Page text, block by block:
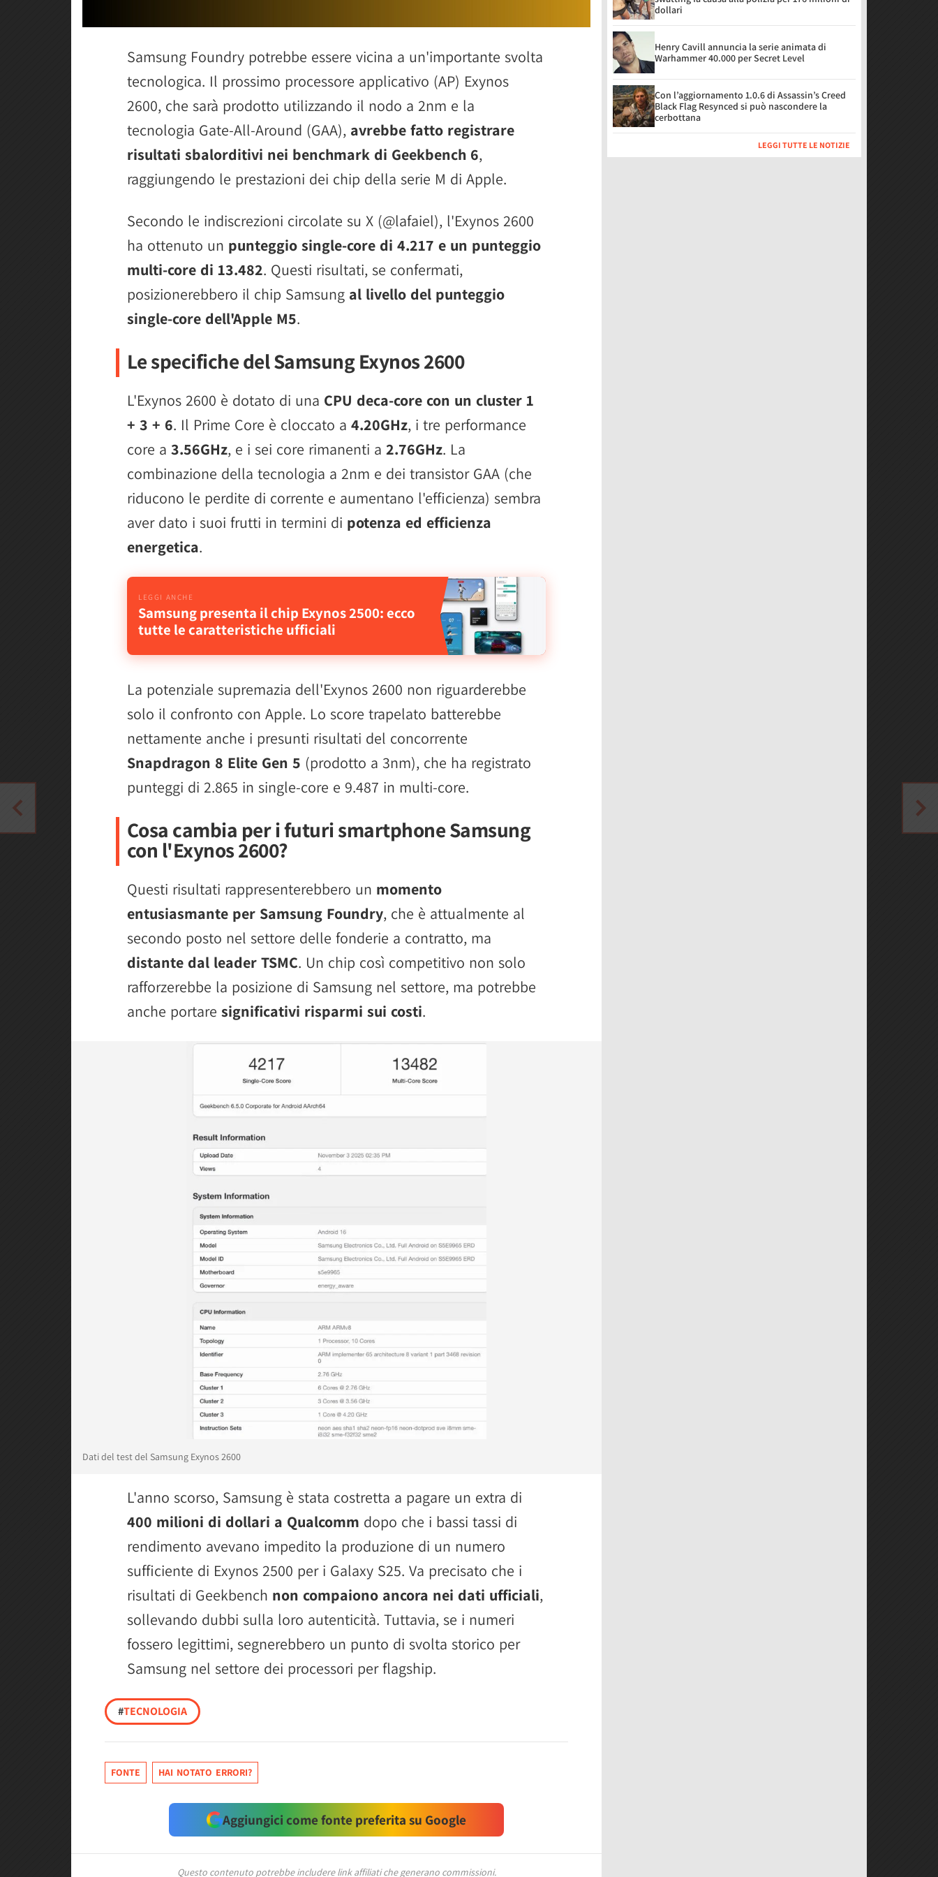
Samsung Foundry potrebbe essere vicina a un'importante svolta
tecnologica. Il prossimo processore applicativo (AP) Exynos
2600, che sarà prodotto utilizzando il nodo a 2nm e la
tecnologia Gate-All-Around (GAA), avrebbe fatto registrare
risultati sbalorditivi nei benchmark di Geekbench 6,
raggiungendo le prestazioni dei chip della serie M di Apple.
Secondo le indiscrezioni circolate su X (@lafaiel), l'Exynos 2600
ha ottenuto un punteggio single-core di 4.217 e un punteggio
multi-core di 13.482. Questi risultati, se confermati,
posizionerebbero il chip Samsung al livello del punteggio
single-core dell'Apple M5.
Le specifiche del Samsung Exynos 2600
L'Exynos 2600 è dotato di una CPU deca-core con un cluster 1
+ 3 + 6. Il Prime Core è cloccato a 4.20GHz, i tre performance
core a 3.56GHz, e i sei core rimanenti a 2.76GHz. La
combinazione della tecnologia a 2nm e dei transistor GAA (che
riducono le perdite di corrente e aumentano l'efficienza) sembra
aver dato i suoi frutti in termini di potenza ed efficienza
energetica.
Samsung presenta il chip Exynos 2500: ecco
tutte le caratteristiche ufficiali
La potenziale supremazia dell'Exynos 2600 non riguarderebbe
solo il confronto con Apple. Lo score trapelato batterebbe
nettamente anche i presunti risultati del concorrente
Snapdragon 8 Elite Gen 5 (prodotto a 3nm), che ha registrato
punteggi di 2.865 in single-core e 9.487 in multi-core.
Cosa cambia per i futuri smartphone Samsung
con l'Exynos 2600?
Questi risultati rappresenterebbero un momento
entusiasmante per Samsung Foundry, che è attualmente al
secondo posto nel settore delle fonderie a contratto, ma
distante dal leader TSMC. Un chip così competitivo non solo
rafforzerebbe la posizione di Samsung nel settore, ma potrebbe
anche portare significativi risparmi sui costi.
Dati del test del Samsung Exynos 2600
L'anno scorso, Samsung è stata costretta a pagare un extra di
400 milioni di dollari a Qualcomm dopo che i bassi tassi di
rendimento avevano impedito la produzione di un numero
sufficiente di Exynos 2500 per i Galaxy S25. Va precisato che i
risultati di Geekbench non compaiono ancora nei dati ufficiali,
sollevando dubbi sulla loro autenticità. Tuttavia, se i numeri
fossero legittimi, segnerebbero un punto di svolta storico per
Samsung nel settore dei processori per flagship.
#TECNOLOGIA
FONTE HAI NOTATO ERRORI?
Aggiungici come fonte preferita su Google
Questo contenuto potrebbe includere link affiliati che generano commissioni.
dollari
Henry Cavill annuncia la serie animata di
Warhammer 40.000 per Secret Level
Con l’aggiornamento 1.0.6 di Assassin’s Creed
Black Flag Resynced si può nascondere la
cerbottana
LEGGI TUTTE LE NOTIZIE